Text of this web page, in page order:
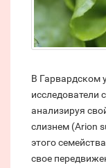
В Гарвардском
исследователи
анализируя
слизнем (Arion
этого
свое